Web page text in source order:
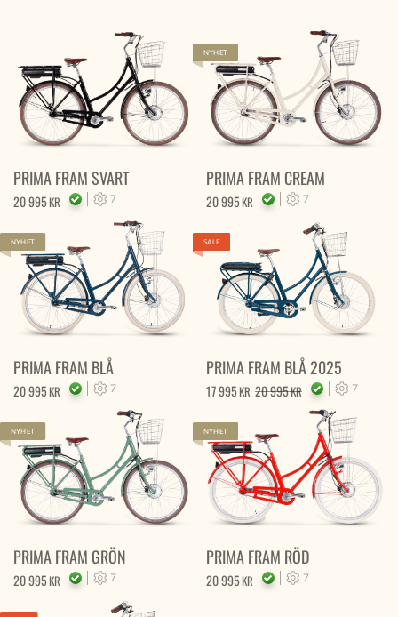
PRIMA FRAM SVART
20 995KR 7
NYHET
PRIMA FRAM CREAM
20 995KR 7
NYHET
PRIMA FRAM BLÅ
20 995KR 7
SALE
PRIMA FRAM BLÅ 2025
17 995KR 20 995KR 7
NYHET
PRIMA FRAM GRÖN
20 995KR 7
NYHET
PRIMA FRAM RÖD
20 995KR 7